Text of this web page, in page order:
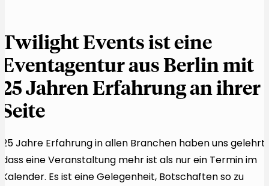
Twilight Events ist eine
Eventagentur aus Berlin mit
25 Jahren Erfahrung an ihrer
Seite
25 Jahre Erfahrung in allen Branchen haben uns gelehrt,
dass eine Veranstaltung mehr ist als nur ein Termin im
Kalender. Es ist eine Gelegenheit, Botschaften so zu